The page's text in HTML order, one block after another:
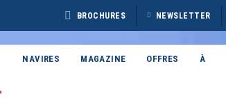
BROCHURES NEWSLETTER
NAVIRES MAGAZINE OFFRES À